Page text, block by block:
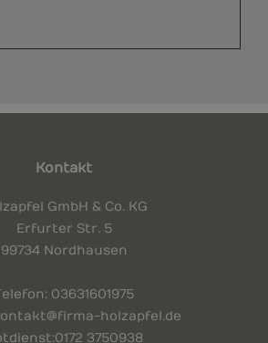
Kontakt
GmbH & Co. KG
Erfurter Str. 5
99734 Nordhausen
: 03631 601975
holzapfel.de
0172 3750938